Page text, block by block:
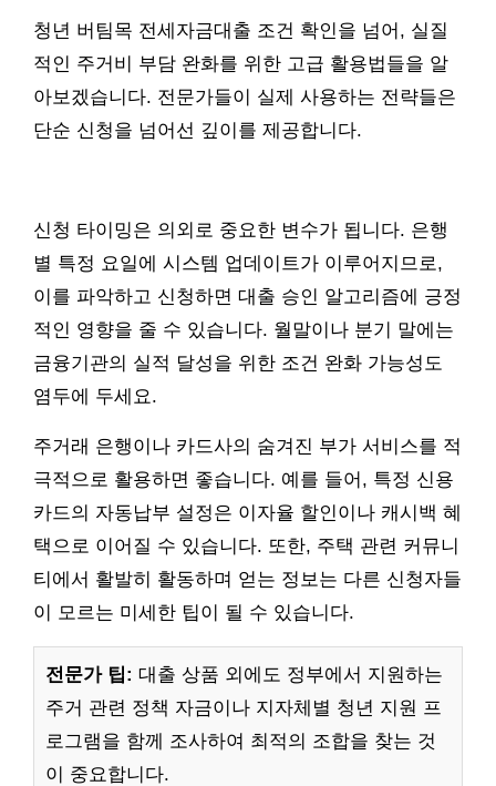
청년 버팀목 전세자금대출 조건 확인을 넘어, 실질
적인 주거비 부담 완화를 위한 고급 활용법들을 알
아보겠습니다. 전문가들이 실제 사용하는 전략들은
단순 신청을 넘어선 깊이를 제공합니다.
신청 타이밍은 의외로 중요한 변수가 됩니다. 은행
별 특정 요일에 시스템 업데이트가 이루어지므로,
이를 파악하고 신청하면 대출 승인 알고리즘에 긍정
적인 영향을 줄 수 있습니다. 월말이나 분기 말에는
금융기관의 실적 달성을 위한 조건 완화 가능성도
염두에 두세요.
주거래 은행이나 카드사의 숨겨진 부가 서비스를 적
극적으로 활용하면 좋습니다. 예를 들어, 특정 신용
카드의 자동납부 설정은 이자율 할인이나 캐시백 혜
택으로 이어질 수 있습니다. 또한, 주택 관련 커뮤니
티에서 활발히 활동하며 얻는 정보는 다른 신청자들
이 모르는 미세한 팁이 될 수 있습니다.
전문가 팁: 대출 상품 외에도 정부에서 지원하는
주거 관련 정책 자금이나 지자체별 청년 지원 프
로그램을 함께 조사하여 최적의 조합을 찾는 것
이 중요합니다.